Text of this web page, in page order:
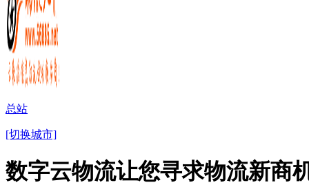
总站
[切换城市]
数字云物流让您寻求物流新商